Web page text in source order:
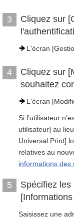
3 Cliquez sur
L'écran
4
Cliquez sur
souhaitez
L'écran
Si l’utilisateur
utilisateur] au
Universal Print]
relatives au
informations des
5
Spécifiez les
Saisissez une